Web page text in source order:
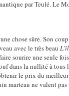
par Teulé. Le
chose sûre. Son
avec le très beau
sourire une seule
dans la nullité à tous
le prix du
marteau ne valent